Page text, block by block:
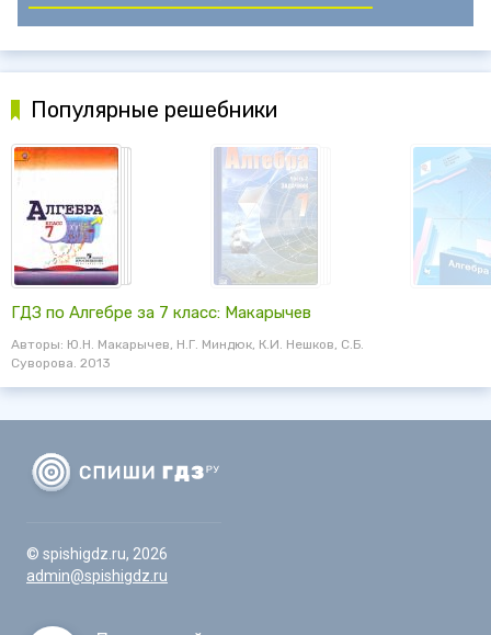
Популярные решебники
ГДЗ по Алгебре за 7 класс: Макарычев
Авторы: Ю.Н. Макарычев, Н.Г. Миндюк, К.И. Нешков, С.Б.
Суворова. 2013
© spishigdz.ru, 2026
admin@spishigdz.ru